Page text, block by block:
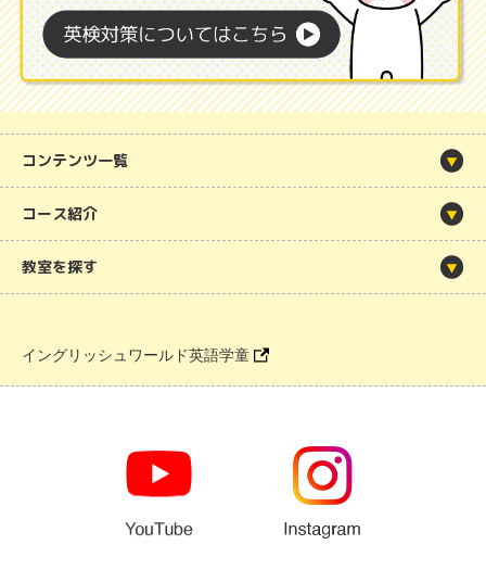
コンテンツ一覧
コース紹介
教室を探す
イングリッシュワールド英語学童